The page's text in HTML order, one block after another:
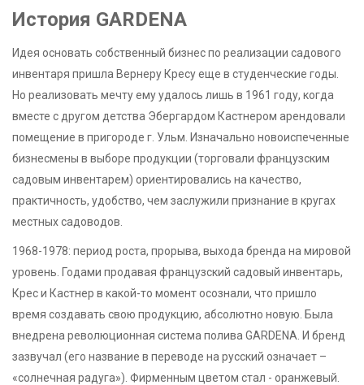
История GARDENA
Идея основать собственный бизнес по реализации садового
инвентаря пришла Вернеру Кресу еще в студенческие годы.
Но реализовать мечту ему удалось лишь в 1961 году, когда
вместе с другом детства Эбергардом Кастнером арендовали
помещение в пригороде г. Ульм. Изначально новоиспеченные
бизнесмены в выборе продукции (торговали французским
садовым инвентарем) ориентировались на качество,
практичность, удобство, чем заслужили признание в кругах
местных садоводов.
1968-1978: период роста, прорыва, выхода бренда на мировой
уровень. Годами продавая французский садовый инвентарь,
Крес и Кастнер в какой-то момент осознали, что пришло
время создавать свою продукцию, абсолютно новую. Была
внедрена революционная система полива GARDENA. И бренд
зазвучал (его название в переводе на русский означает –
«солнечная радуга»). Фирменным цветом стал - оранжевый.